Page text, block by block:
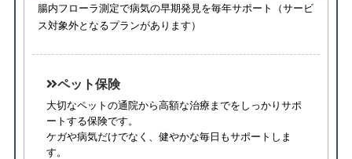
腸内フローラ測定で病気の早期発見を毎年サポート（サービ
ス対象外となるプランがあります）
ペット保険
大切なペットの通院から高額な治療までをしっかりサポ
ートする保険です。
ケガや病気だけでなく、健やかな毎日もサポートしま
す。